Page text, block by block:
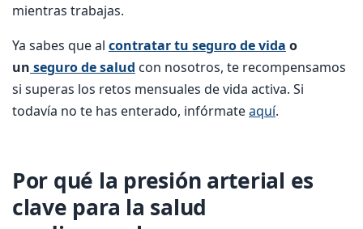
mientras trabajas.
Ya sabes que al contratar tu seguro de vida o
un seguro de salud con nosotros, te recompensamos
si superas los retos mensuales de vida activa. Si
todavía no te has enterado, infórmateaquí.
Por qué la presión arterial es
clave para la salud